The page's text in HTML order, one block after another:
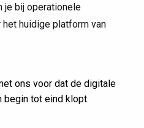
je bij operationele
huidige platform van
ons voor dat de digitale
begin tot eind klopt.